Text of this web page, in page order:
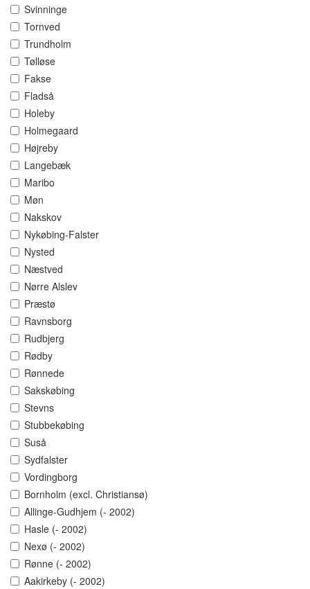
Svinninge
Tornved
Trundholm
Tølløse
Fakse
Fladså
Holeby
Holmegaard
Højreby
Langebæk
Maribo
Møn
Nakskov
Nykøbing-Falster
Nysted
Næstved
Nørre Alslev
Præstø
Ravnsborg
Rudbjerg
Rødby
Rønnede
Sakskøbing
Stevns
Stubbekøbing
Suså
Sydfalster
Vordingborg
Bornholm (excl. Christiansø)
Allinge-Gudhjem (- 2002)
Hasle (- 2002)
Nexø (- 2002)
Rønne (- 2002)
Aakirkeby (- 2002)